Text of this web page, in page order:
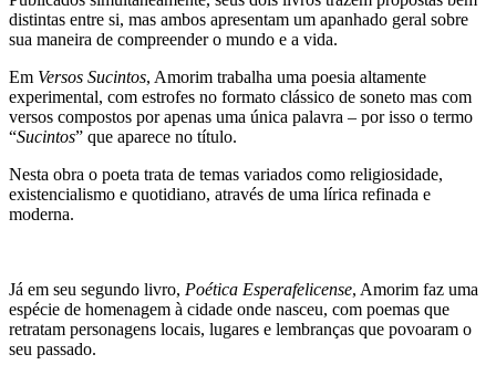
distintas entre si, mas ambos apresentam um apanhado geral sobre
sua maneira de compreender o mundo e a vida.
Em Versos Sucintos, Amorim trabalha uma poesia altamente
experimental, com estrofes no formato clássico de soneto mas com
versos compostos por apenas uma única palavra – por isso o termo
“Sucintos” que aparece no título.
Nesta obra o poeta trata de temas variados como religiosidade,
existencialismo e quotidiano, através de uma lírica refinada e
moderna.
Já em seu segundo livro, Poética Esperafelicense, Amorim faz uma
espécie de homenagem à cidade onde nasceu, com poemas que
retratam personagens locais, lugares e lembranças que povoaram o
seu passado.